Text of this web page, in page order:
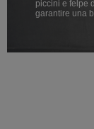
piccini e felpe
garantire una